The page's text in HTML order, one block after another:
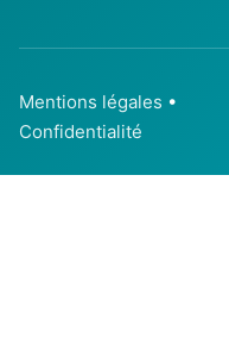
Mentions légales •
Confidentialité